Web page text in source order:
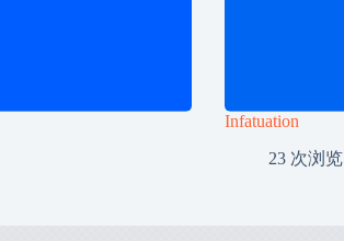
Infatuation
23 次浏览